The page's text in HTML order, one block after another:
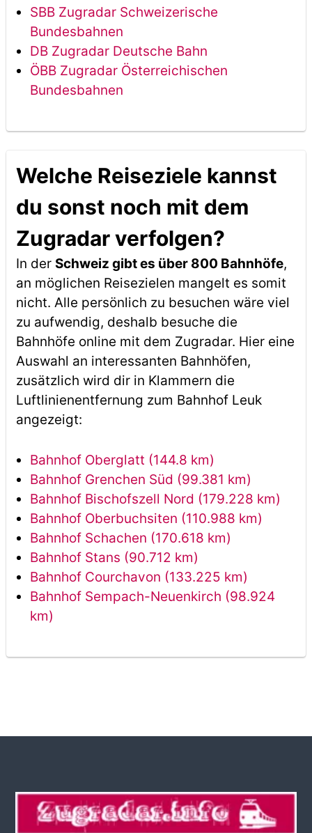
SBB Zugradar Schweizerische
Bundesbahnen
DB Zugradar Deutsche Bahn
ÖBB Zugradar Österreichischen
Bundesbahnen
Welche Reiseziele kannst
du sonst noch mit dem
Zugradar verfolgen?
In der Schweiz gibt es über 800 Bahnhöfe,
an möglichen Reisezielen mangelt es somit
nicht. Alle persönlich zu besuchen wäre viel
zu aufwendig, deshalb besuche die
Bahnhöfe online mit dem Zugradar. Hier eine
Auswahl an interessanten Bahnhöfen,
zusätzlich wird dir in Klammern die
Luftlinienentfernung zum Bahnhof Leuk
angezeigt:
Bahnhof Oberglatt (144.8 km)
Bahnhof Grenchen Süd (99.381 km)
Bahnhof Bischofszell Nord (179.228 km)
Bahnhof Oberbuchsiten (110.988 km)
Bahnhof Schachen (170.618 km)
Bahnhof Stans (90.712 km)
Bahnhof Courchavon (133.225 km)
Bahnhof Sempach-Neuenkirch (98.924
km)